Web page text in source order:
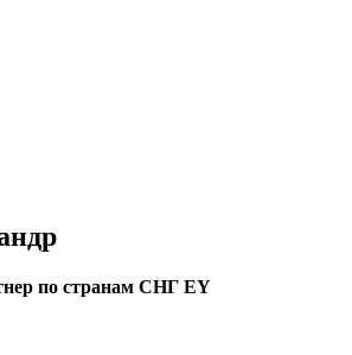
по странам СНГ EY